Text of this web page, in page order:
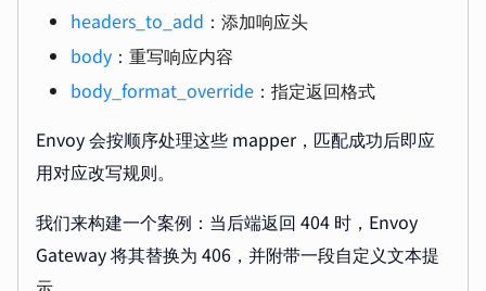
headers_to_add ：添加响应头
body ：重写响应内容
body_format_override ：指定返回格式
Envoy 会按顺序处理这些 mapper，匹配成功后即应
用对应改写规则。
我们来构建一个案例：当后端返回 404 时，Envoy
Gateway 将其替换为 406，并附带一段自定义文本提